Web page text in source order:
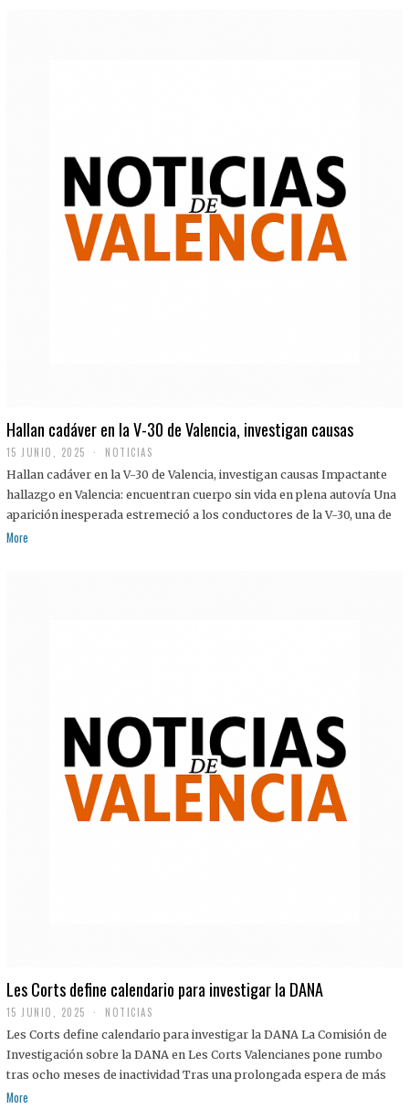
Hallan cadáver en la V-30 de Valencia, investigan causas
15 JUNIO, 2025 NOTICIAS
Hallan cadáver en la V-30 de Valencia, investigan causas Impactante
hallazgo en Valencia: encuentran cuerpo sin vida en plena autovía Una
aparición inesperada estremeció a los conductores de la V-30, una de
More
Les Corts define calendario para investigar la DANA
15 JUNIO, 2025 NOTICIAS
Les Corts define calendario para investigar la DANA La Comisión de
Investigación sobre la DANA en Les Corts Valencianes pone rumbo
tras ocho meses de inactividad Tras una prolongada espera de más
More